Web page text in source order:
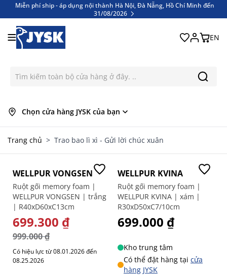
Miễn phí ship - áp dụng nội thành Hà Nội, Đà Nẵng, Hồ Chí Minh đến
31/08/2026
EN
Chọn cửa hàng JYSK của bạn
Trang chủ > Trao bao lì xì - Gửi lời chúc xuân
-30%
WELLPUR VONGSEN
Ruột gối memory foam |
WELLPUR VONGSEN | trắng
| R40xD60xC13cm
GIÁ ĐẶC BIỆT
699.300 ₫
999.000 ₫
Có hiệu lực từ 08.01.2026 đến
08.25.2026
Mua 1 tặng 1
WELLPUR KVINA
Ruột gối memory foam |
WELLPUR KVINA | xám |
R30xD50xC7/10cm
699.000 ₫
Kho trung tâm
Có thể đặt hàng tại cửa
hàng JYSK